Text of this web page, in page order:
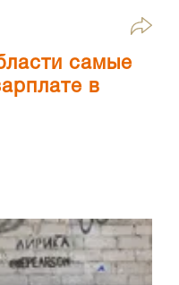
самые
в